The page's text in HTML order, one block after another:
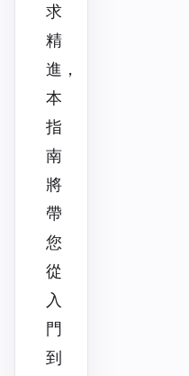
求
精
進，
本
指
南
將
帶
您
從
入
門
到